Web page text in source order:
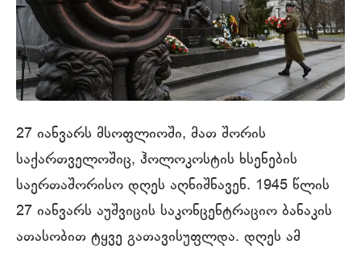
27 იანვარს მსოფლიოში, მათ შორის
საქართველოშიც, ჰოლოკოსტის ხსენების
საერთაშორისო დღეს აღნიშნავენ. 1945 წლის
27 იანვარს აუშვიცის საკონცენტრაციო ბანაკის
ათასობით ტყვე გათავისუფლდა. დღეს ამ